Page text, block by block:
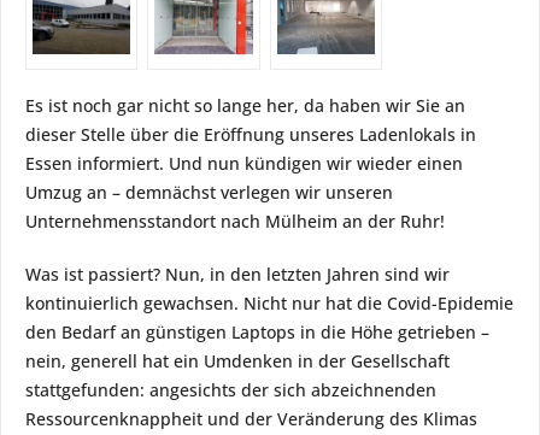
Es ist noch gar nicht so lange her, da haben wir Sie an
dieser Stelle über die Eröffnung unseres Ladenlokals in
Essen informiert. Und nun kündigen wir wieder einen
Umzug an – demnächst verlegen wir unseren
Unternehmensstandort nach Mülheim an der Ruhr!
Was ist passiert? Nun, in den letzten Jahren sind wir
kontinuierlich gewachsen. Nicht nur hat die Covid-Epidemie
den Bedarf an günstigen Laptops in die Höhe getrieben –
nein, generell hat ein Umdenken in der Gesellschaft
stattgefunden: angesichts der sich abzeichnenden
Ressourcenknappheit und der Veränderung des Klimas